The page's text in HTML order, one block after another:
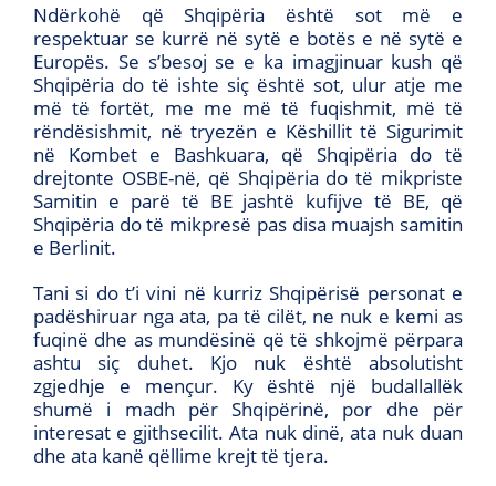
Ndërkohë që Shqipëria është sot më e
respektuar se kurrë në sytë e botës e në sytë e
Europës. Se s’besoj se e ka imagjinuar kush që
Shqipëria do të ishte siç është sot, ulur atje me
më të fortët, me me më të fuqishmit, më të
rëndësishmit, në tryezën e Këshillit të Sigurimit
në Kombet e Bashkuara, që Shqipëria do të
drejtonte OSBE-në, që Shqipëria do të mikpriste
Samitin e parë të BE jashtë kufijve të BE, që
Shqipëria do të mikpresë pas disa muajsh samitin
e Berlinit.
Tani si do t’i vini në kurriz Shqipërisë personat e
padëshiruar nga ata, pa të cilët, ne nuk e kemi as
fuqinë dhe as mundësinë që të shkojmë përpara
ashtu siç duhet. Kjo nuk është absolutisht
zgjedhje e mençur. Ky është një budallallëk
shumë i madh për Shqipërinë, por dhe për
interesat e gjithsecilit. Ata nuk dinë, ata nuk duan
dhe ata kanë qëllime krejt të tjera.